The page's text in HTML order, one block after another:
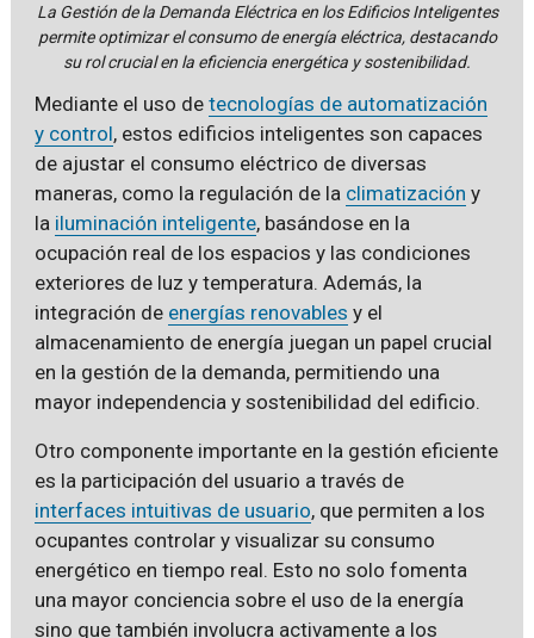
La Gestión de la Demanda Eléctrica en los Edificios Inteligentes
permite optimizar el consumo de energía eléctrica, destacando
su rol crucial en la eficiencia energética y sostenibilidad.
Mediante el uso de tecnologías de automatización
y control, estos edificios inteligentes son capaces
de ajustar el consumo eléctrico de diversas
maneras, como la regulación de la climatización y
la iluminación inteligente, basándose en la
ocupación real de los espacios y las condiciones
exteriores de luz y temperatura. Además, la
integración de energías renovables y el
almacenamiento de energía juegan un papel crucial
en la gestión de la demanda, permitiendo una
mayor independencia y sostenibilidad del edificio.
Otro componente importante en la gestión eficiente
es la participación del usuario a través de
interfaces intuitivas de usuario, que permiten a los
ocupantes controlar y visualizar su consumo
energético en tiempo real. Esto no solo fomenta
una mayor conciencia sobre el uso de la energía
sino que también involucra activamente a los